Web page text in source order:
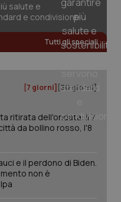
salute e
e condivisione
Tutti gli speciali
[7 giorni] [30 giorni]
ritirata dell'ondata: il 7
da bollino rosso, l'8
e il perdono di Biden.
non è